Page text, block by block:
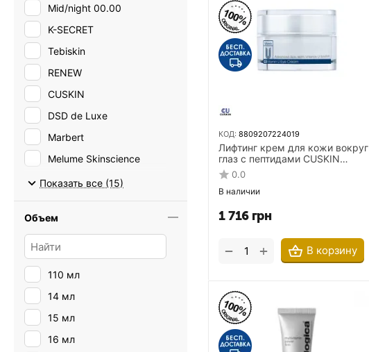
КОД: 8809207224019
Лифтинг крем для кожи вокруг
глаз с пептидами CUSKIN
VIitamin U Eye Cream 16 мл
0.0
В наличии
1 716 грн
В корзину
+
−
Mid/night 00.00
K-SECRET
Tebiskin
RENEW
CUSKIN
DSD de Luxe
Marbert
Melume Skinscience
Dermalogica
Embryolisse
Emma Hardie
Показать все (15)
Объем
110 мл
14 мл
15 мл
16 мл